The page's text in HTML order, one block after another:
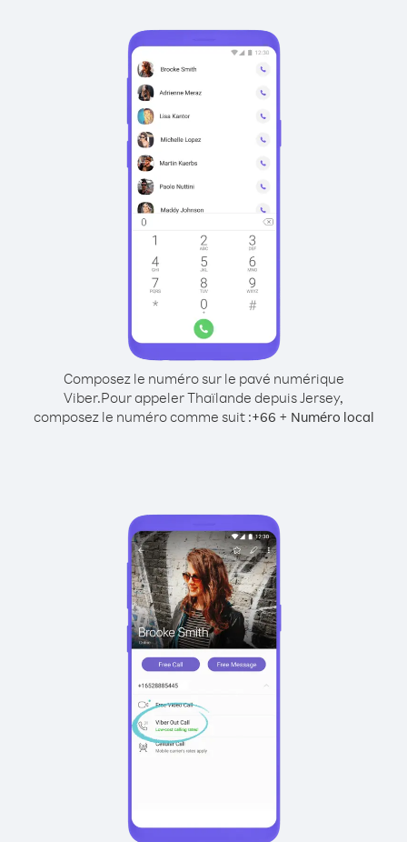
Composez le numéro sur le pavé numérique
Viber.Pour appeler Thaïlande depuis Jersey,
composez le numéro comme suit :+66 + Numéro local